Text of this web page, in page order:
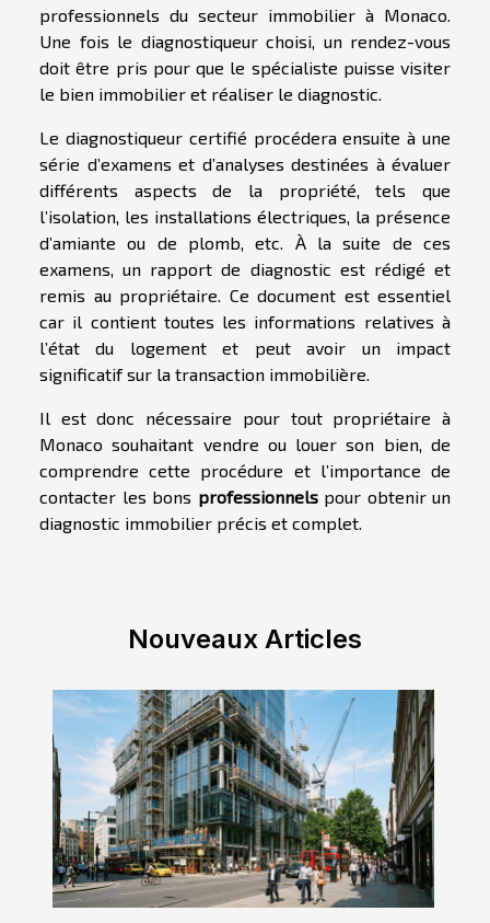
professionnels du secteur immobilier à Monaco.
Une fois le diagnostiqueur choisi, un rendez-vous
doit être pris pour que le spécialiste puisse visiter
le bien immobilier et réaliser le diagnostic.
Le diagnostiqueur certifié procédera ensuite à une
série d’examens et d’analyses destinées à évaluer
différents aspects de la propriété, tels que
l’isolation, les installations électriques, la présence
d’amiante ou de plomb, etc. À la suite de ces
examens, un rapport de diagnostic est rédigé et
remis au propriétaire. Ce document est essentiel
car il contient toutes les informations relatives à
l’état du logement et peut avoir un impact
significatif sur la transaction immobilière.
Il est donc nécessaire pour tout propriétaire à
Monaco souhaitant vendre ou louer son bien, de
comprendre cette procédure et l’importance de
contacter les bons professionnelspour obtenir un
diagnostic immobilier précis et complet.
Nouveaux Articles